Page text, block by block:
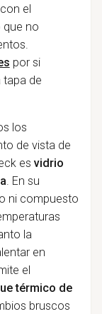
el
que no
por si
tapa de
los
de vista de
es vidrio
. En su
ni compuesto
la
en
el
térmico de
bruscos